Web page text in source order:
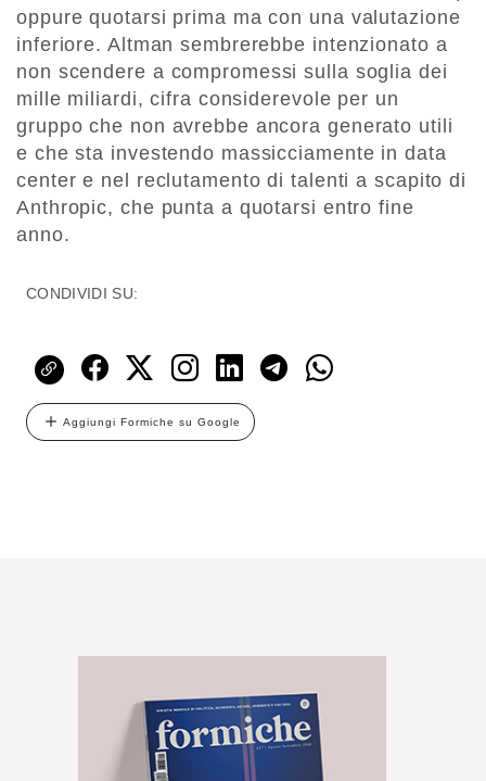
oppure quotarsi prima ma con una valutazione
inferiore. Altman sembrerebbe intenzionato a
non scendere a compromessi sulla soglia dei
mille miliardi, cifra considerevole per un
gruppo che non avrebbe ancora generato utili
e che sta investendo massicciamente in data
center e nel reclutamento di talenti a scapito di
Anthropic, che punta a quotarsi entro fine
anno.
CONDIVIDI SU:
Aggiungi Formiche su Google